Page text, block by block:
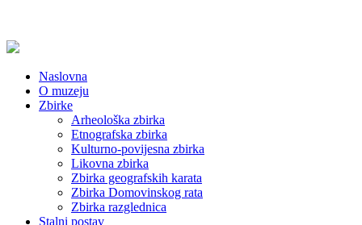
Naslovna
O muzeju
Zbirke
Arheološka zbirka
Etnografska zbirka
Kulturno-povijesna zbirka
Likovna zbirka
Zbirka geografskih karata
Zbirka Domovinskog rata
Zbirka razglednica
Stalni postav